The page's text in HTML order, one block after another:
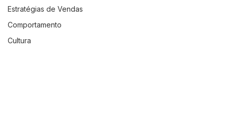
Estratégias de Vendas
Comportamento
Cultura